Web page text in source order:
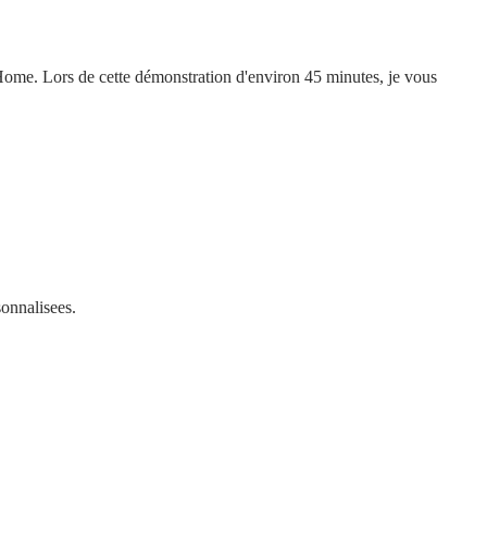
Lors de cette démonstration d'environ 45 minutes, je vous